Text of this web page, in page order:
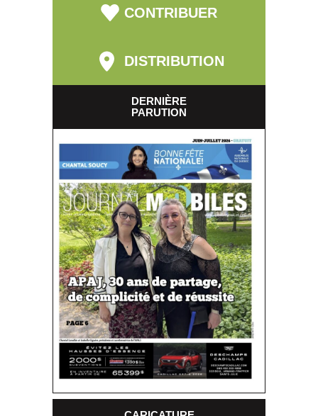
CONTRIBUER
DISTRIBUTION
DERNIÈRE
PARUTION